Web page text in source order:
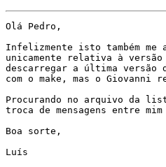
Olá Pedro,
Infelizmente isto também me
unicamente relativa à
descarregar a última versão
com o make, mas o Giovanni
Procurando no arquivo da
troca de mensagens entre
Boa sorte,
Luís